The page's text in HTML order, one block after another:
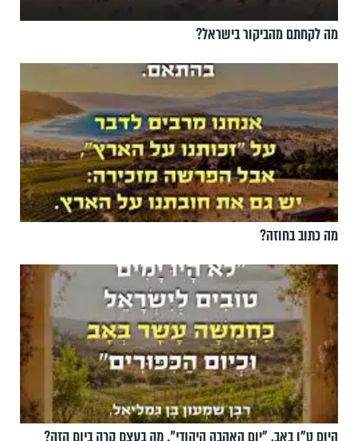
מה לקחתם מהביקור בישראל?
מה כתוב בחוזה?
היום ט"ו באב, ”יום האהבה היהודי". מה בעצם קרה ביום הזה?